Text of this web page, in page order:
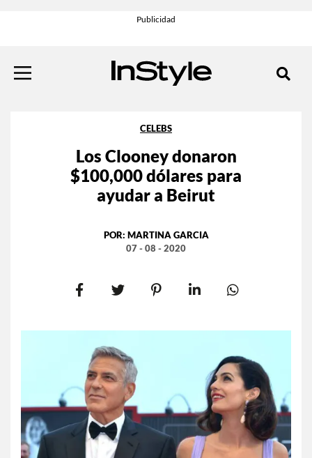
CELEBS
Los Clooney donaron
$100,000 dólares para
ayudar a Beirut
POR: MARTINA GARCIA
07 - 08 - 2020